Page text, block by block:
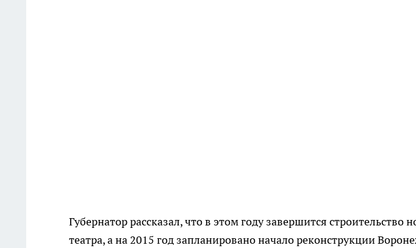
Губернатор рассказал, что в этом году завершится строительство
театра, а на 2015 год запланировано начало реконструкции